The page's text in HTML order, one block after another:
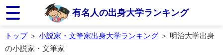
有名人の出身大学ランキング
トップ＞ 小説家・文筆家出身大学ランキング ＞ 明治大学出身
の小説家・文筆家